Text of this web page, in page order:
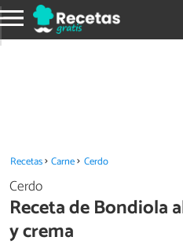
Recetas Carne Cerdo
Cerdo
Receta de Bondiola
y crema